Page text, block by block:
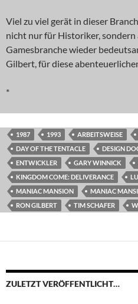
Viel zu viel gerät in dieser
nicht nur für Historiker, sondern
Gamesbranche wieder
Gilbert, für diese
*
1987 1993 ARBEITSWEISE
DAY OF THE TENTACLE
DESIGN
ENTWICKLER
GARY WINNICK
KINGDOM COME: DELIVERANCE
MANIAC MANSION
MANIAC
RON GILBERT
TIM SCHAFER
ZULETZT VERÖFFENTLICHT…